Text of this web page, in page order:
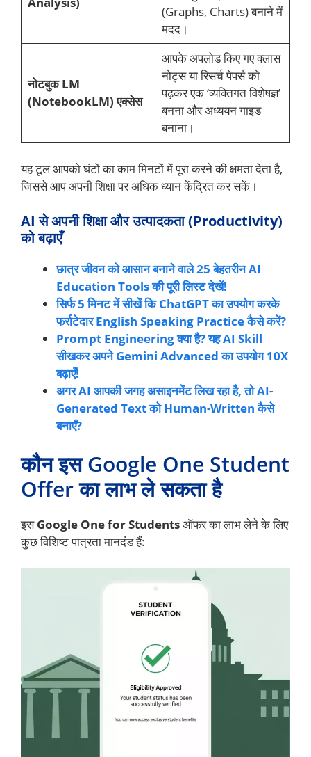
(Graphs, Charts) बनाने में
मदद।
नोटबुक LM
(NotebookLM) एक्सेस
आपके अपलोड किए गए क्लास
नोट्स या रिसर्च पेपर्स को
पढ़कर एक ‘व्यक्तिगत विशेषज्ञ’
बनना और अध्ययन गाइड
बनाना।
यह टूल आपको घंटों का काम मिनटों में पूरा करने की क्षमता देता है,
जिससे आप अपनी शिक्षा पर अधिक ध्यान केंद्रित कर सकें।
AI से अपनी शिक्षा और उत्पादकता (Productivity)
को बढ़ाएँ
छात्र जीवन को आसान बनाने वाले 25 बेहतरीन AI
Education Tools की पूरी लिस्ट देखें!
सिर्फ 5 मिनट में सीखें कि ChatGPT का उपयोग करके
फर्राटेदार English Speaking Practice कैसे करें?
Prompt Engineering क्या है? यह AI Skill
सीखकर अपने Gemini Advanced का उपयोग 10X
बढ़ाएँ!
अगर AI आपकी जगह असाइनमेंट लिख रहा है, तो AI-
Generated Text को Human-Written कैसे
बनाएँ?
कौन इस Google One Student
Offer का लाभ ले सकता है
इसGoogle One for Studentsऑफर का लाभ लेने के लिए
कुछ विशिष्ट पात्रता मानदंड हैं: